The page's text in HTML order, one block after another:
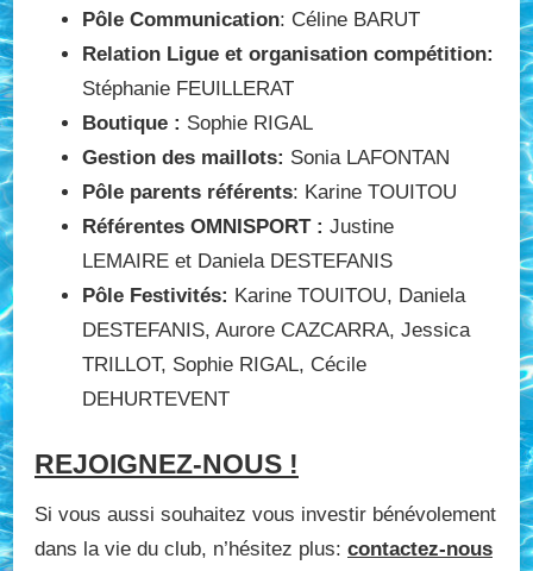
Pôle Communication: Céline BARUT
Relation Ligue et organisation compétition:
Stéphanie FEUILLERAT
Boutique : Sophie RIGAL
Gestion des maillots: Sonia LAFONTAN
Pôle parents référents: Karine TOUITOU
Référentes OMNISPORT : Justine
LEMAIRE et Daniela DESTEFANIS
Pôle Festivités: Karine TOUITOU, Daniela
DESTEFANIS, Aurore CAZCARRA, Jessica
TRILLOT, Sophie RIGAL, Cécile
DEHURTEVENT
REJOIGNEZ-NOUS !
Si vous aussi souhaitez vous investir bénévolement
dans la vie du club, n’hésitez plus: contactez-nous